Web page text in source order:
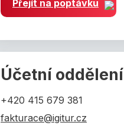
Přejít na poptávku
Účetní oddělení
+420 415 679 381
fakturace@igitur.cz